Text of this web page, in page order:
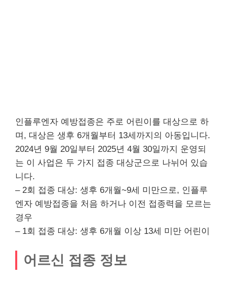
인플루엔자 예방접종은 주로 어린이를 대상으로 하
며, 대상은 생후 6개월부터 13세까지의 아동입니다.
2024년 9월 20일부터 2025년 4월 30일까지 운영되
는 이 사업은 두 가지 접종 대상군으로 나뉘어 있습
니다.
– 2회 접종 대상: 생후 6개월~9세 미만으로, 인플루
엔자 예방접종을 처음 하거나 이전 접종력을 모르는
경우
– 1회 접종 대상: 생후 6개월 이상 13세 미만 어린이
어르신 접종 정보